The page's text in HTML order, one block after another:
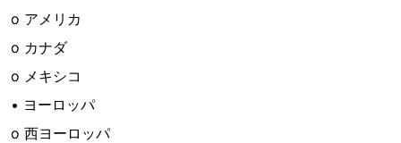
o アメリカ
o カナダ
o メキシコ
• ヨーロッパ
o 西ヨーロッパ